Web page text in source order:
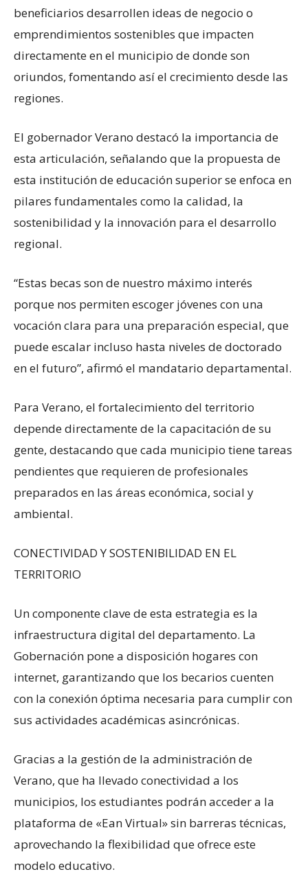
beneficiarios desarrollen ideas de negocio o
emprendimientos sostenibles que impacten
directamente en el municipio de donde son
oriundos, fomentando así el crecimiento desde las
regiones.
El gobernador Verano destacó la importancia de
esta articulación, señalando que la propuesta de
esta institución de educación superior se enfoca en
pilares fundamentales como la calidad, la
sostenibilidad y la innovación para el desarrollo
regional.
“Estas becas son de nuestro máximo interés
porque nos permiten escoger jóvenes con una
vocación clara para una preparación especial, que
puede escalar incluso hasta niveles de doctorado
en el futuro”, afirmó el mandatario departamental.
Para Verano, el fortalecimiento del territorio
depende directamente de la capacitación de su
gente, destacando que cada municipio tiene tareas
pendientes que requieren de profesionales
preparados en las áreas económica, social y
ambiental.
CONECTIVIDAD Y SOSTENIBILIDAD EN EL
TERRITORIO
Un componente clave de esta estrategia es la
infraestructura digital del departamento. La
Gobernación pone a disposición hogares con
internet, garantizando que los becarios cuenten
con la conexión óptima necesaria para cumplir con
sus actividades académicas asincrónicas.
Gracias a la gestión de la administración de
Verano, que ha llevado conectividad a los
municipios, los estudiantes podrán acceder a la
plataforma de «Ean Virtual» sin barreras técnicas,
aprovechando la flexibilidad que ofrece este
modelo educativo.